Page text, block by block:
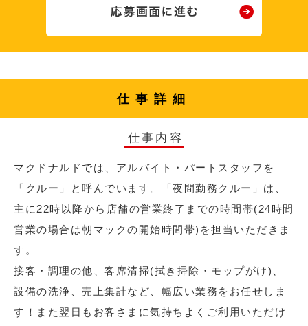
仕事詳細
仕事内容
マクドナルドでは、アルバイト・パートスタッフを
「クルー」と呼んでいます。「夜間勤務クルー」は、
主に22時以降から店舗の営業終了までの時間帯(24時間
営業の場合は朝マックの開始時間帯)を担当いただきま
す。
接客・調理の他、客席清掃(拭き掃除・モップがけ)、
設備の洗浄、売上集計など、幅広い業務をお任せしま
す！また翌日もお客さまに気持ちよくご利用いただけ